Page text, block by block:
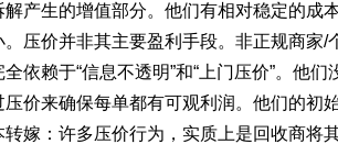
解产生的增值部分。他们有相对稳定的成
。压价并非其主要盈利手段。非正规商家
依赖于“信息不透明”和“上门压价”。他
价来确保每单都有可观利润。他们的初
转嫁：许多压价行为，实质上是回收商将